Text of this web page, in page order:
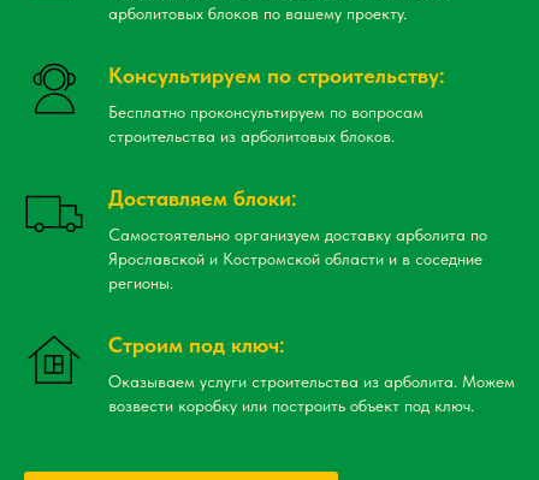
арболитовых блоков по вашему проекту.
Консультируем по строительству:
Бесплатно проконсультируем по вопросам
строительства из арболитовых блоков.
Доставляем блоки:
Самостоятельно организуем доставку арболита по
Ярославской и Костромской области и в соседние
регионы.
Строим под ключ:
Оказываем услуги строительства из арболита. Можем
возвести коробку или построить объект под ключ.